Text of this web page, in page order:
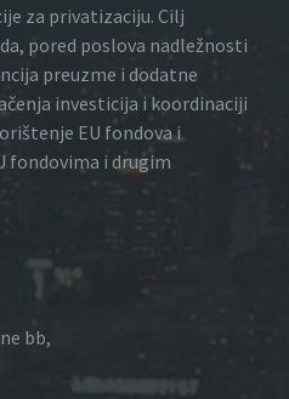
za privatizaciju. Cilj
pored poslova nadležnosti
preuzme i dodatne
investicija i koordinaciji
EU fondova i
fondovima i drugim
bb,